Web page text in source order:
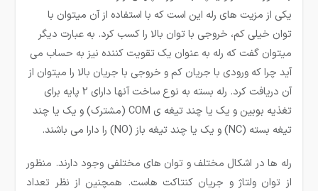
یکی از مزیت­ های رله این است که با استفاده از آن میتوان با
توان خیلی کم، خروجی با توان بالا را کسب کرد. به عبارت دیگر
می­توان گفت که رله به عنوان یک تقویت کننده نیز به حساب می
آید چرا که ورودی با جریان کم و خروجی با جریان بالا را میتوان از
آن دریافت کرد. رله بسته به نوع ساخت آنها دارای 2 پایه برای
تغذیه بوبین و یک یا چند تیغه ی COM (مشترک) و یک یا چند
تیغه بسته (NC) و یک یا چند تیغه باز (NO) را دارا می باشند.
رله ها در اشکال مختلف و توان های مختلفی وجود دارند. منظور
از توان ولتاژ و جریان کنتاکت هاست. همچنین از نظر تعداد